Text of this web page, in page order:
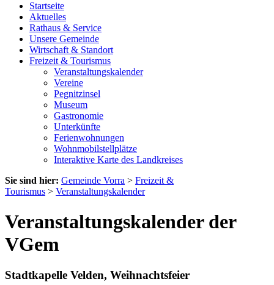
Startseite
Aktuelles
Rathaus & Service
Unsere Gemeinde
Wirtschaft & Standort
Freizeit & Tourismus
Veranstaltungskalender
Vereine
Pegnitzinsel
Museum
Gastronomie
Unterkünfte
Ferienwohnungen
Wohnmobilstellplätze
Interaktive Karte des Landkreises
Sie sind hier: Gemeinde Vorra > Freizeit &
Tourismus > Veranstaltungskalender
Veranstaltungskalender der
VGem
Stadtkapelle Velden, Weihnachtsfeier